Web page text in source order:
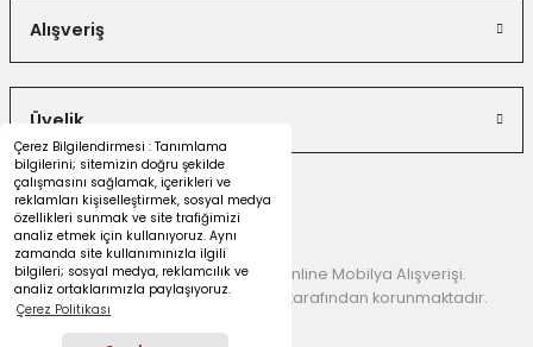
Çerez Bilgilendirmesi : Tanımlama
bilgilerini; sitemizin doğru şekilde
çalışmasını sağlamak, içerikleri ve
reklamları kişiselleştirmek, sosyal medya
özellikleri sunmak ve site trafiğimizi
analiz etmek için kullanıyoruz. Aynı
zamanda site kullanımınızla ilgili
bilgileri; sosyal medya, reklamcılık ve
analiz ortaklarımızla paylaşıyoruz.
Çerez Politikası
Alışveriş
Üyelik
© 2026 Dekorister Mobilya | Online Mobilya Alışverişi.
Kredi kartı bilgileriniz 256 Bit SSL tarafından korunmaktadır.